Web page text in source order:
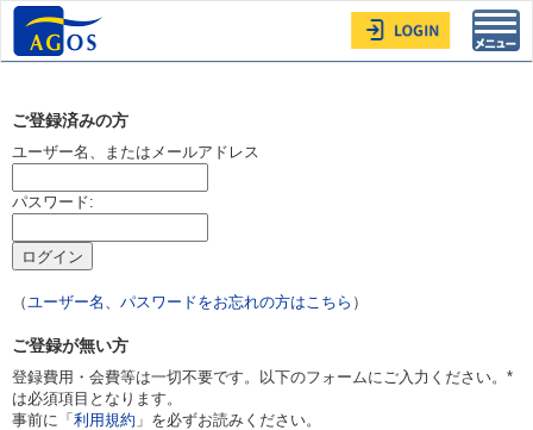
ご登録済みの方
ユーザー名、またはメールアドレス
パスワード:
（ユーザー名、パスワードをお忘れの方はこちら ）
ご登録が無い方
登録費用・会費等は一切不要です。以下のフォームにご入力ください。*
は必須項目となります。
事前に「 利用規約 」を必ずお読みください。